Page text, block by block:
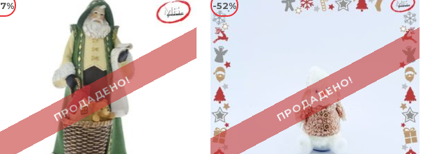
ПРОДАДЕНО! ПРОДАДЕНО!
-52%